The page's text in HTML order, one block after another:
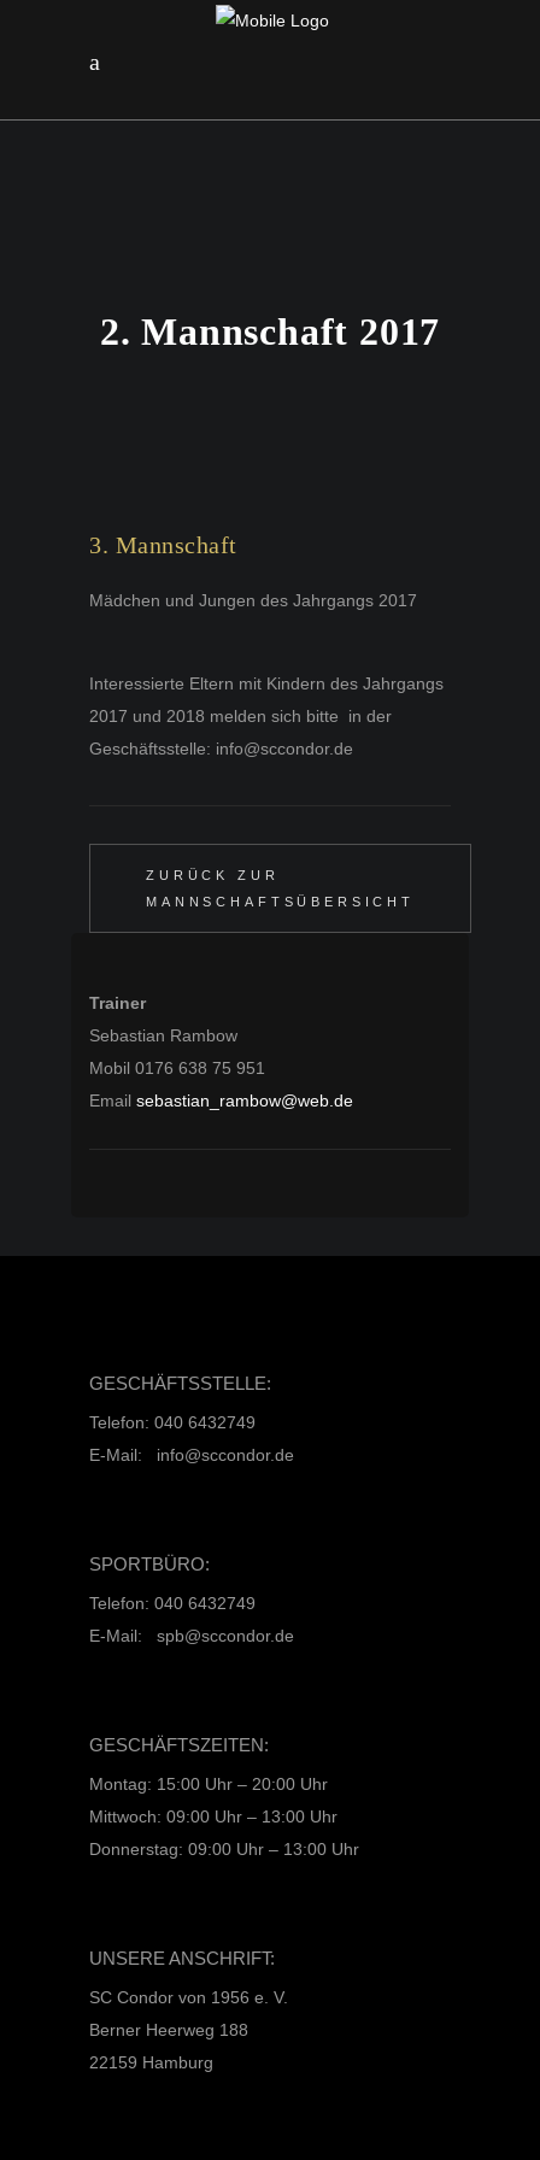
2. Mannschaft 2017
3. Mannschaft
Mädchen und Jungen des Jahrgangs 2017
Interessierte Eltern mit Kindern des Jahrgangs
2017 und 2018 melden sich bitte in der
Geschäftsstelle: info@sccondor.de
ZURÜCK ZUR
MANNSCHAFTSÜBERSICHT
Trainer
Sebastian Rambow
Mobil 0176 638 75 951
Email sebastian_rambow@web.de
GESCHÄFTSSTELLE:
Telefon: 040 6432749
E-Mail: info@sccondor.de
SPORTBÜRO:
Telefon: 040 6432749
E-Mail: spb@sccondor.de
GESCHÄFTSZEITEN:
Montag: 15:00 Uhr – 20:00 Uhr
Mittwoch: 09:00 Uhr – 13:00 Uhr
Donnerstag: 09:00 Uhr – 13:00 Uhr
UNSERE ANSCHRIFT:
SC Condor von 1956 e. V.
Berner Heerweg 188
22159 Hamburg